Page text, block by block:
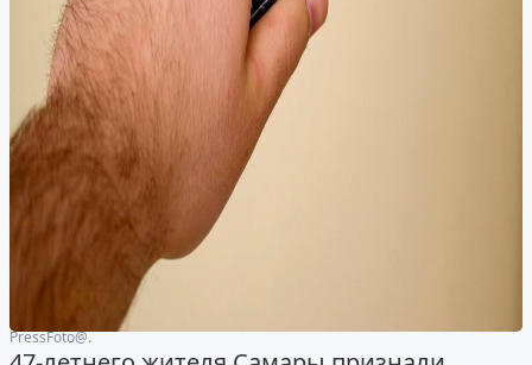
PressFoto@.